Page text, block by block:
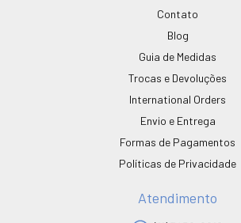
Contato
Blog
Guia de Medidas
Trocas e Devoluções
International Orders
Envio e Entrega
Formas de Pagamentos
Políticas de Privacidade
Atendimento